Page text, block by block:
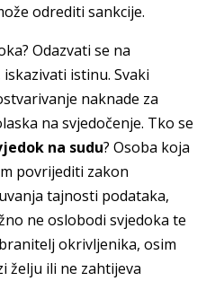
odrediti sankcije.
Odazvati se na
istinu. Svaki
naknade za
na svjedočenje. Tko se
na sudu? Osoba koja
povrijediti zakon
tajnosti podataka,
ne oslobodi svjedoka te
okrivljenika, osim
želju ili ne zahtijeva